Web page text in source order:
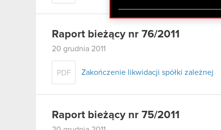
zgadasz się na używanie
Raport bieżący nr 76/2011
20 grudnia 2011
PDF Zakończenie likwidacji spółki zależnej
Raport bieżący nr 75/2011